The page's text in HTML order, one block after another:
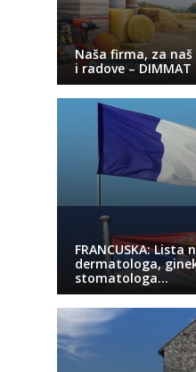
Naša firma, za
i radove – DIMMAT
FRANCUSKA: Lista
dermatologa,
stomatologa…